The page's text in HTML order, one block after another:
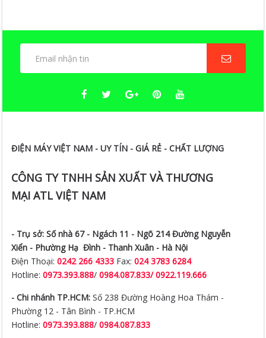
ĐIỆN MÁY VIỆT NAM - UY TÍN - GIÁ RẺ - CHẤT LƯỢNG
CÔNG TY TNHH SẢN XUẤT VÀ THƯƠNG
MẠI ATL VIỆT NAM
- Trụ sở: Số nhà 67 - Ngách 11 - Ngõ 214 Đường Nguyễn
Xiển - Phường Hạ Đình - Thanh Xuân - Hà Nội
Điện Thoại:0242 266 4333 Fax:024 3783 6284
Hotline:0973.393.888/0984.087.833/ 0922.119.666
- Chi nhánh TP.HCM: Số 238 Đường Hoàng Hoa Thám -
Phường 12 - Tân Bình - TP.HCM
Hotline:0973.393.888/0984.087.833